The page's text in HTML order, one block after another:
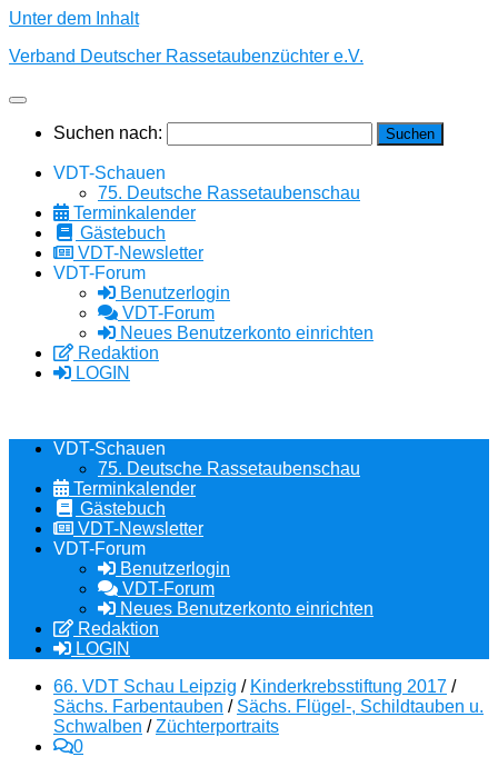
Unter dem Inhalt
Verband Deutscher Rassetaubenzüchter e.V.
Suchen nach:
VDT-Schauen
75. Deutsche Rassetaubenschau
Terminkalender
Gästebuch
VDT-Newsletter
VDT-Forum
Benutzerlogin
VDT-Forum
Neues Benutzerkonto einrichten
Redaktion
LOGIN
VDT-Schauen
75. Deutsche Rassetaubenschau
Terminkalender
Gästebuch
VDT-Newsletter
VDT-Forum
Benutzerlogin
VDT-Forum
Neues Benutzerkonto einrichten
Redaktion
LOGIN
66. VDT Schau Leipzig / Kinderkrebsstiftung 2017 /
Sächs. Farbentauben / Sächs. Flügel-, Schildtauben u.
Schwalben / Züchterportraits
0